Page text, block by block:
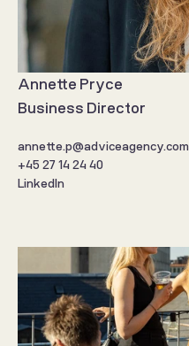
Annette Pryce
Business Director
annette.p@adviceagency.com
+45 27 14 24 40
LinkedIn